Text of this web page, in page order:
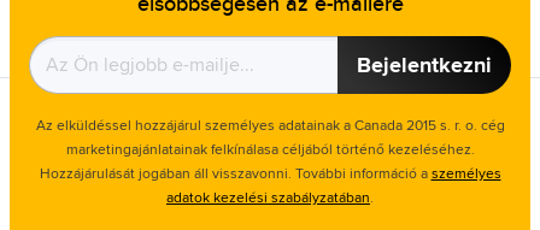
Bejelentkezni
Az elküldéssel hozzájárul személyes adatainak a Canada 2015 s. r. o. cég
marketingajánlatainak felkínálasa céljából történő kezeléséhez.
Hozzájárulását jogában áll visszavonni. További információ aszemélyes
adatok kezelési szabályzatában.